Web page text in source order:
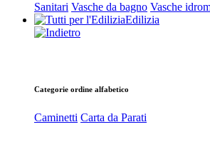
Sanitari Vasche da bagno Vasche
Edilizia
Categorie ordine alfabetico
Caminetti Carta da Parati